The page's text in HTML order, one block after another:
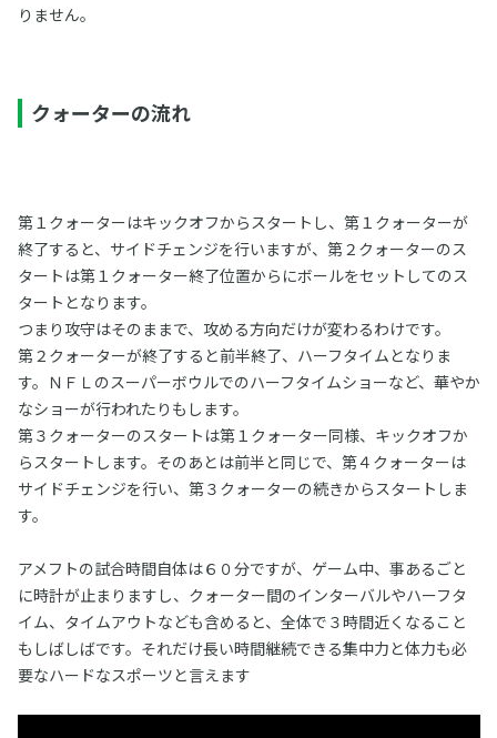
りません。
クォーターの流れ
第１クォーターはキックオフからスタートし、第１クォーターが
終了すると、サイドチェンジを行いますが、第２クォーターのス
タートは第１クォーター終了位置からにボールをセットしてのス
タートとなります。
つまり攻守はそのままで、攻める方向だけが変わるわけです。
第２クォーターが終了すると前半終了、ハーフタイムとなりま
す。ＮＦＬのスーパーボウルでのハーフタイムショーなど、華やか
なショーが行われたりもします。
第３クォーターのスタートは第１クォーター同様、キックオフか
らスタートします。そのあとは前半と同じで、第４クォーターは
サイドチェンジを行い、第３クォーターの続きからスタートしま
す。
アメフトの試合時間自体は６０分ですが、ゲーム中、事あるごと
に時計が止まりますし、クォーター間のインターバルやハーフタ
イム、タイムアウトなども含めると、全体で３時間近くなること
もしばしばです。それだけ長い時間継続できる集中力と体力も必
要なハードなスポーツと言えます